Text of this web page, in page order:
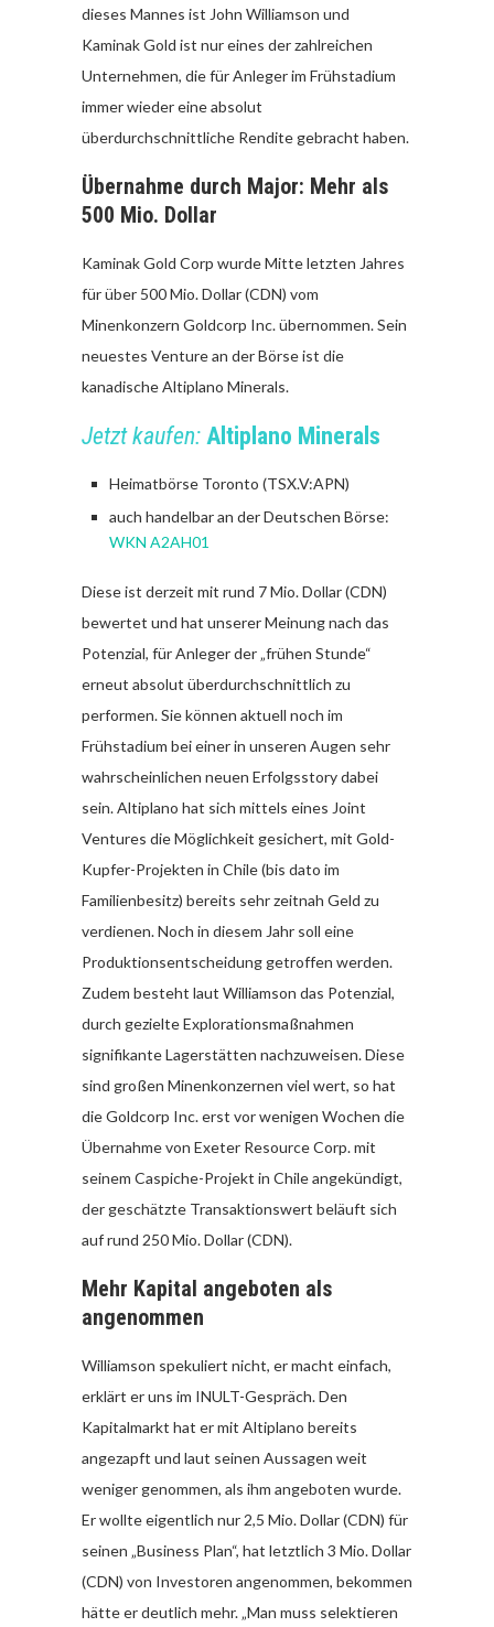
dieses Mannes ist John Williamson und
Kaminak Gold ist nur eines der zahlreichen
Unternehmen, die für Anleger im Frühstadium
immer wieder eine absolut
überdurchschnittliche Rendite gebracht haben.
Übernahme durch Major: Mehr als
500 Mio. Dollar
Kaminak Gold Corp wurde Mitte letzten Jahres
für über 500 Mio. Dollar (CDN) vom
Minenkonzern Goldcorp Inc. übernommen. Sein
neuestes Venture an der Börse ist die
kanadische Altiplano Minerals.
Jetzt kaufen: Altiplano Minerals
Heimatbörse Toronto (TSX.V:APN)
auch handelbar an der Deutschen Börse:
WKN A2AH01
Diese ist derzeit mit rund 7 Mio. Dollar (CDN)
bewertet und hat unserer Meinung nach das
Potenzial, für Anleger der „frühen Stunde“
erneut absolut überdurchschnittlich zu
performen. Sie können aktuell noch im
Frühstadium bei einer in unseren Augen sehr
wahrscheinlichen neuen Erfolgsstory dabei
sein. Altiplano hat sich mittels eines Joint
Ventures die Möglichkeit gesichert, mit Gold-
Kupfer-Projekten in Chile (bis dato im
Familienbesitz) bereits sehr zeitnah Geld zu
verdienen. Noch in diesem Jahr soll eine
Produktionsentscheidung getroffen werden.
Zudem besteht laut Williamson das Potenzial,
durch gezielte Explorationsmaßnahmen
signifikante Lagerstätten nachzuweisen. Diese
sind großen Minenkonzernen viel wert, so hat
die Goldcorp Inc. erst vor wenigen Wochen die
Übernahme von Exeter Resource Corp. mit
seinem Caspiche-Projekt in Chile angekündigt,
der geschätzte Transaktionswert beläuft sich
auf rund 250 Mio. Dollar (CDN).
Mehr Kapital angeboten als
angenommen
Williamson spekuliert nicht, er macht einfach,
erklärt er uns im INULT-Gespräch. Den
Kapitalmarkt hat er mit Altiplano bereits
angezapft und laut seinen Aussagen weit
weniger genommen, als ihm angeboten wurde.
Er wollte eigentlich nur 2,5 Mio. Dollar (CDN) für
seinen „Business Plan“, hat letztlich 3 Mio. Dollar
(CDN) von Investoren angenommen, bekommen
hätte er deutlich mehr. „Man muss selektieren